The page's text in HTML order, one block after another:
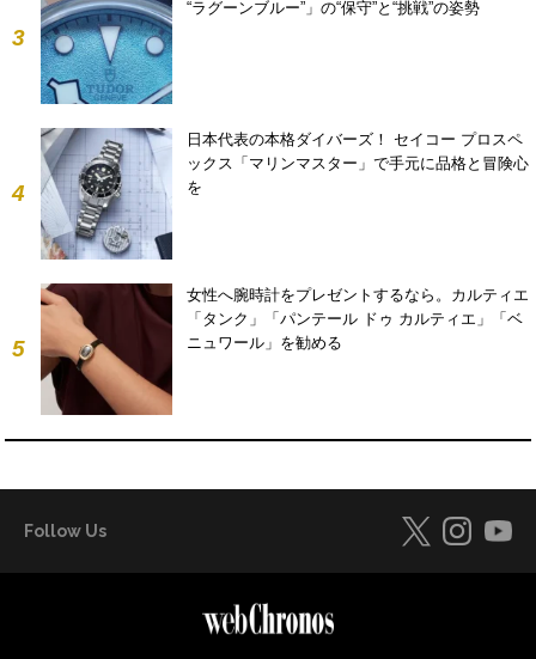
3
“ラグーンブルー”」の“保守”と“挑戦”の姿勢
4
日本代表の本格ダイバーズ！ セイコー プロスペ
ックス「マリンマスター」で手元に品格と冒険心
を
5
女性へ腕時計をプレゼントするなら。カルティエ
「タンク」「パンテール ドゥ カルティエ」「ベ
ニュワール」を勧める
Follow Us